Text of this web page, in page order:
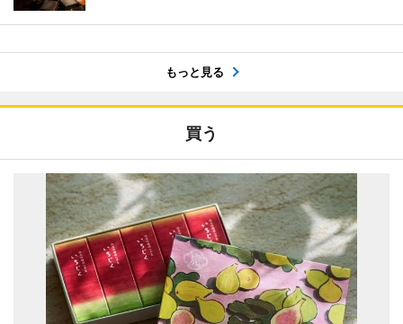
もっと見る
買う